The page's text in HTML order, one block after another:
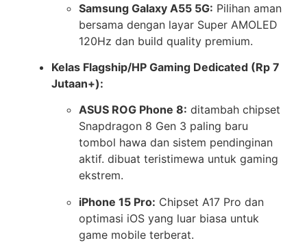
Samsung Galaxy A55 5G: Pilihan aman
bersama dengan layar Super AMOLED
120Hz dan build quality premium.
Kelas Flagship/HP Gaming Dedicated (Rp 7
Jutaan+):
ASUS ROG Phone 8: ditambah chipset
Snapdragon 8 Gen 3 paling baru
tombol hawa dan sistem pendinginan
aktif. dibuat teristimewa untuk gaming
ekstrem.
iPhone 15 Pro: Chipset A17 Pro dan
optimasi iOS yang luar biasa untuk
game mobile terberat.